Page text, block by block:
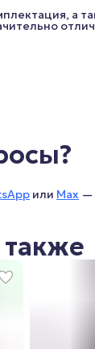
а
или Max —